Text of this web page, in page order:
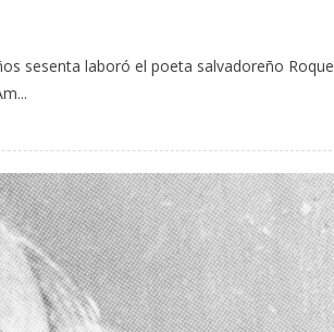
sesenta laboró el poeta salvadoreño Roque